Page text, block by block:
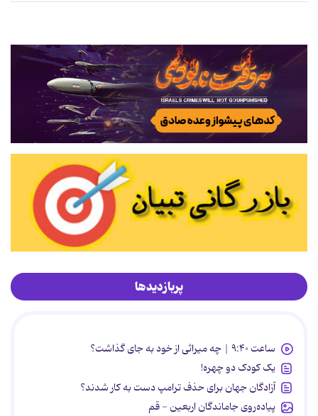
پربازدیدها
ساعت ۹:۴۰ | چه میراثی از خود به جای گذاشت؟
یک کودک دو چهره!
آزادگان جهان برای حذف ترامپ دست به کار شدند؟
پیاده‌روی جاماندگان اربعین - قم